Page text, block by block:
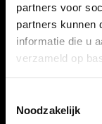
partners voor
partners kunnen
informatie die u
verzameld op
Noodzakelijk
Compleet
flights
De Unicorn
kun je direct